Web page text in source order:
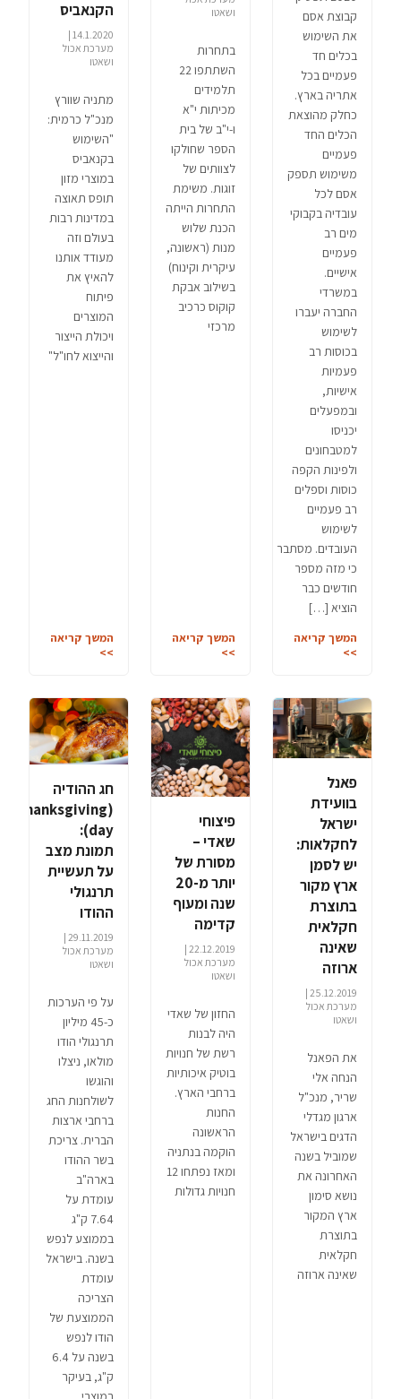
קבוצת אסם
את השימוש
בכלים חד
פעמיים בכל
אתריה בארץ.
כחלק מהוצאת
הכלים החד
פעמיים
משימוש תספק
אסם לכל
עובדיה בקבוקי
מים רב
פעמיים
אישיים.
במשרדי
החברה יעברו
לשימוש
בכוסות רב
פעמיות
אישיות,
ובמפעלים
יכניסו
למטבחונים
ולפינות הקפה
כוסות וספלים
רב פעמיים
לשימוש
העובדים. מסתבר
כי מזה מספר
חודשים כבר
הוציא […]
המשך קריאה
>>
ושאטו
בתחרות
השתתפו 22
תלמידים
מכיתות י"א
ו-י"ב של בית
הספר שחולקו
לצוותים של
זוגות. משימת
התחרות הייתה
הכנת שלוש
מנות (ראשונה,
עיקרית וקינוח)
בשילוב אבקת
קוקוס כרכיב
מרכזי
המשך קריאה
>>
הקנאביס
14.1.2020 |
מערכת אכול
ושאטו
מתניה שוורץ
מנכ"ל כרמית:
"השימוש
בקנאביס
במוצרי מזון
תופס תאוצה
במדינות רבות
בעולם וזה
מעודד אותנו
להאיץ את
פיתוח
המוצרים
ויכולת הייצור
והייצוא לחו"ל"
המשך קריאה
>>
פאנל
בוועידת
ישראל
לחקלאות:
יש לסמן
ארץ מקור
בתוצרת
חקלאית
שאינה
ארוזה
25.12.2019 |
מערכת אכול
ושאטו
את הפאנל
הנחה אלי
שריר, מנכ"ל
ארגון מגדלי
הדגים בישראל
שמוביל בשנה
האחרונה את
נושא סימון
ארץ המקור
בתוצרת
חקלאית
שאינה ארוזה
פיצוחי
שאדי –
מסורת של
יותר מ-20
שנה ומעוף
קדימה
22.12.2019 |
מערכת אכול
ושאטו
החזון של שאדי
היה לבנות
רשת של חנויות
בוטיק איכותיות
ברחבי הארץ.
החנות
הראשונה
הוקמה בנתניה
ומאז נפתחו 12
חנויות גדולות
חג ההודיה
(Thanksgiving
day):
תמונת מצב
על תעשיית
תרנגולי
ההודו
29.11.2019 |
מערכת אכול
ושאטו
על פי הערכות
כ-45 מיליון
תרנגולי הודו
מולאו, ניצלו
והוגשו
לשולחנות החג
ברחבי ארצות
הברית. צריכת
בשר ההודו
בארה"ב
עומדת על
7.64 ק"ג
בממוצע לנפש
בשנה. בישראל
עומדת
הצריכה
הממוצעת של
הודו לנפש
בשנה על 6.4
ק"ג, בעיקר